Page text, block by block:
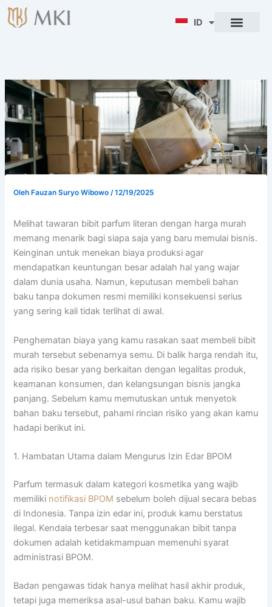
Lewati
ke
ID
ENG
Oleh Fauzan Suryo Wibowo/12/19/2025
Melihat tawaran bibit parfum literan dengan harga murah
memang menarik bagi siapa saja yang baru memulai bisnis.
Keinginan untuk menekan biaya produksi agar
mendapatkan keuntungan besar adalah hal yang wajar
dalam dunia usaha. Namun, keputusan membeli bahan
baku tanpa dokumen resmi memiliki konsekuensi serius
yang sering kali tidak terlihat di awal.
Penghematan biaya yang kamu rasakan saat membeli bibit
murah tersebut sebenarnya semu. Di balik harga rendah itu,
ada risiko besar yang berkaitan dengan legalitas produk,
keamanan konsumen, dan kelangsungan bisnis jangka
panjang. Sebelum kamu memutuskan untuk menyetok
bahan baku tersebut, pahami rincian risiko yang akan kamu
hadapi berikut ini.
1. Hambatan Utama dalam Mengurus Izin Edar BPOM
Parfum termasuk dalam kategori kosmetika yang wajib
memiliki notifikasi BPOM sebelum boleh dijual secara bebas
di Indonesia. Tanpa izin edar ini, produk kamu berstatus
ilegal. Kendala terbesar saat menggunakan bibit tanpa
dokumen adalah ketidakmampuan memenuhi syarat
administrasi BPOM.
Badan pengawas tidak hanya melihat hasil akhir produk,
tetapi juga memeriksa asal-usul bahan baku. Kamu wajib